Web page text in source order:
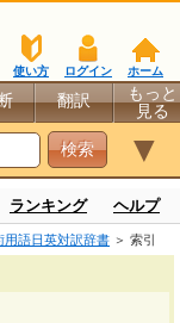
ホーム
ログイン
使い方
翻訳
もっと
見る
▼
ランキング ヘルプ
用語日英対訳辞書 ＞ 索引